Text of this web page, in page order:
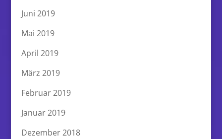
Juni 2019
Mai 2019
April 2019
März 2019
Februar 2019
Januar 2019
Dezember 2018